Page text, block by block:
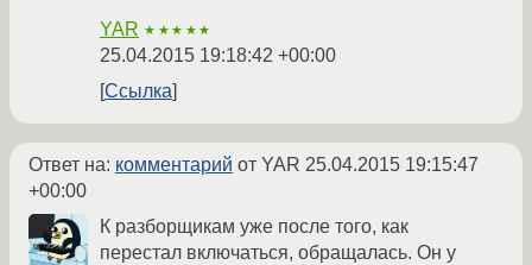
YAR ★★★★★
25.04.2015 19:18:42 +00:00
Ссылка
Ответ на: комментарий от YAR 25.04.2015 19:15:47
+00:00
К разборщикам уже после того, как
перестал включаться, обращалась. Он у